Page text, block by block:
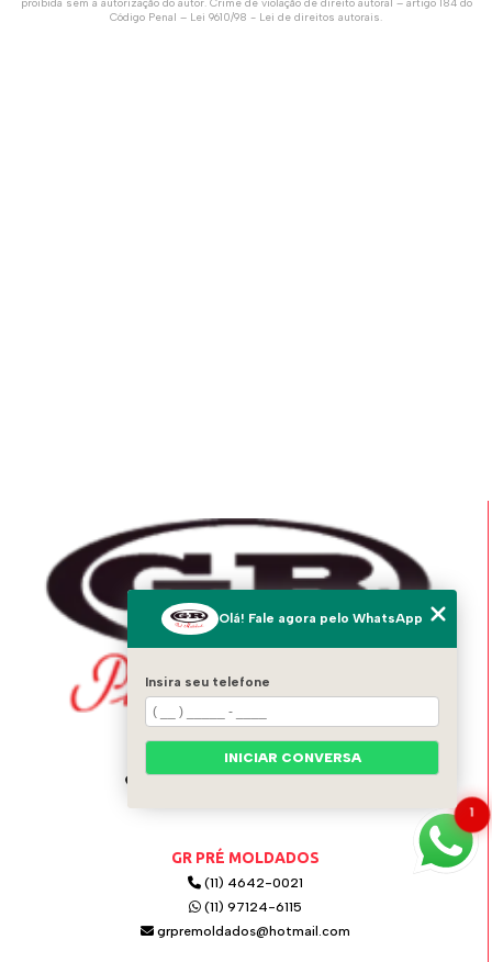
proibida sem a autorização do autor. Crime de violação de direito autoral – artigo 184 do
Código Penal – Lei 9610/98 - Lei de direitos autorais.
ENDEREÇO
GR PRÉ MOLDADOS
(11) 4642-0021
(11) 97124-6115
grpremoldados@hotmail.com
1
Olá! Fale agora pelo WhatsApp
Insira seu telefone
INICIAR CONVERSA